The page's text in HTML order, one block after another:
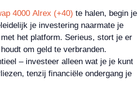
4000 Alrex (+40) te halen, begin je
je investering naarmate je
het platform. Serieus, stort je er
om geld te verbranden.
– investeer alleen wat je je kunt
tenzij financiële ondergang je